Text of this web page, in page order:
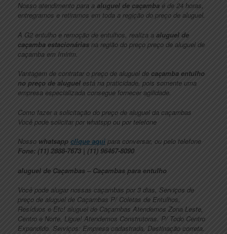
Nosso atendimento para a aluguel de caçamba é de 24 horas,
entregramos e retiramos em toda a regição do preço de aluguel.
A G2 entulho e remoção de entulhos, realiza a aluguel de
caçamba estacionárias na região do preço preço de aluguel de
caçamba em Imirim.
Vantagem de contratar o preço de aluguel de caçamba entulho
no preço de aluguel está na praticidade, pois somente uma
empresa especializada consegue fornecer agilidade.
Como fazer a solicitação do preço de aluguel da caçambas
Você pode solicitar por whatspp ou por telefone
Nosso whatsapp clique aqui para conversar, ou pelo telefone
Fone: (11) 2888-7673 | (11) 96467-8090
aluguel de Caçambas – Caçambas para entulho
Você pode alugar nossas caçambas por 3 dias, Serviços de
preço de aluguel de Caçambas P/ Coletas de Entulhos,
Resíduos e Etc! aluguel de Caçambas Atendemos Zona Leste,
Centro e Norte, Ligue! Atendemos Construtoras. P/ Todo Centro
Expandido. Serviços: Empresa cadastrada, Destinação correta.